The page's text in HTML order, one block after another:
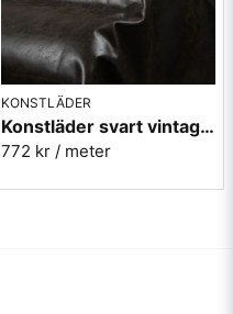
KONSTLÄDER
Konstläder svart vintage - Rodeo night nr.4
772 kr / meter